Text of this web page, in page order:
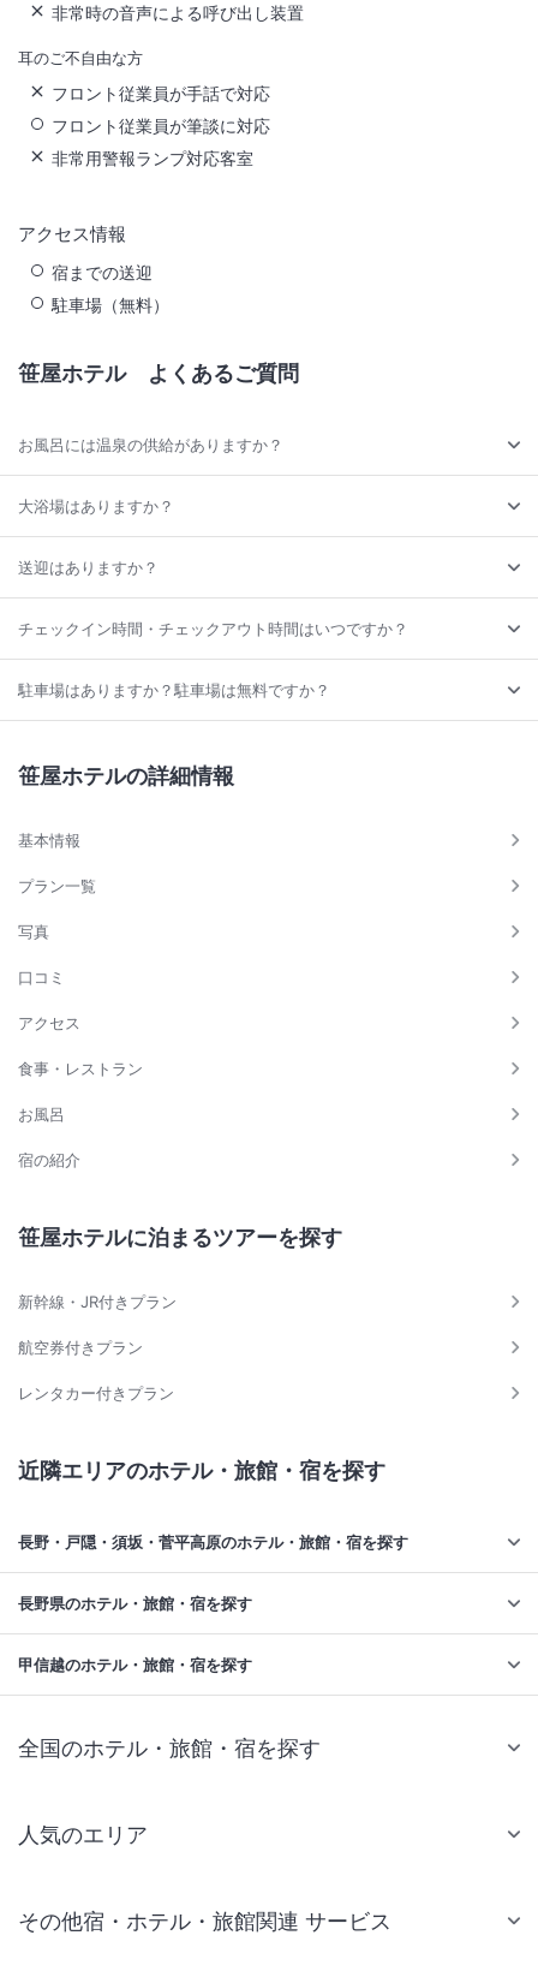
非常時の音声による呼び出し装置
耳のご不自由な方
フロント従業員が手話で対応
フロント従業員が筆談に対応
非常用警報ランプ対応客室
アクセス情報
宿までの送迎
駐車場（無料）
笹屋ホテルよくあるご質問
お風呂には温泉の供給がありますか？
大浴場はありますか？
送迎はありますか？
チェックイン時間・チェックアウト時間はいつですか？
駐車場はありますか？駐車場は無料ですか？
笹屋ホテルの詳細情報
基本情報
プラン一覧
写真
口コミ
アクセス
食事・レストラン
お風呂
宿の紹介
笹屋ホテルに泊まるツアーを探す
新幹線・JR付きプラン
航空券付きプラン
レンタカー付きプラン
近隣エリアのホテル・旅館・宿を探す
長野・戸隠・須坂・菅平高原のホテル・旅館・宿を探す
長野県のホテル・旅館・宿を探す
甲信越のホテル・旅館・宿を探す
全国のホテル・旅館・宿を探す
人気のエリア
仙台 ホテル
その他宿・ホテル・旅館関連 サービス